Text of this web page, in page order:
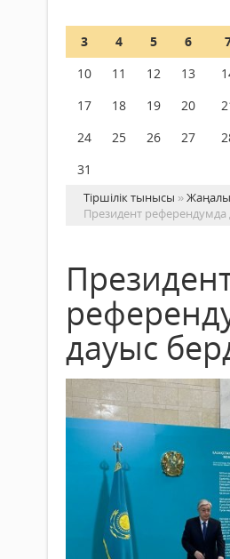
3
4 5 6
10
11 12 13
17
18 19 20
24
25 26 27
31
Тіршілік тынысы »
Президент референдумда
дауыс